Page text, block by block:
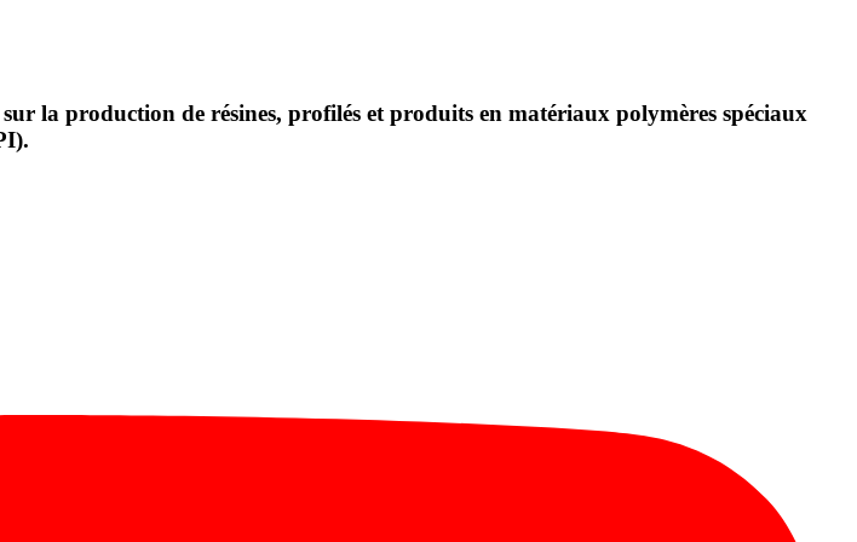
la production de résines, profilés et produits en matériaux polymères spéciaux